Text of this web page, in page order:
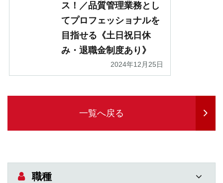
ス！／品質管理業務とし
てプロフェッショナルを
目指せる《土日祝日休
み・退職金制度あり》
2024年12月25日
一覧へ戻る
職種